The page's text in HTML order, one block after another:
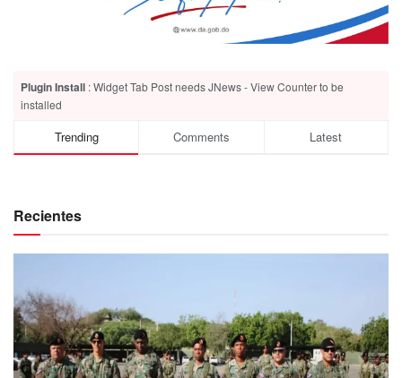
Plugin Install : Widget Tab Post needs JNews - View Counter to be
installed
Trending Comments Latest
Recientes